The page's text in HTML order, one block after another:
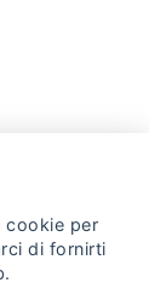
a Internet
cookie per
di fornirti